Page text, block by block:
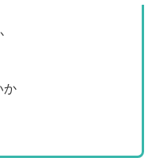
か